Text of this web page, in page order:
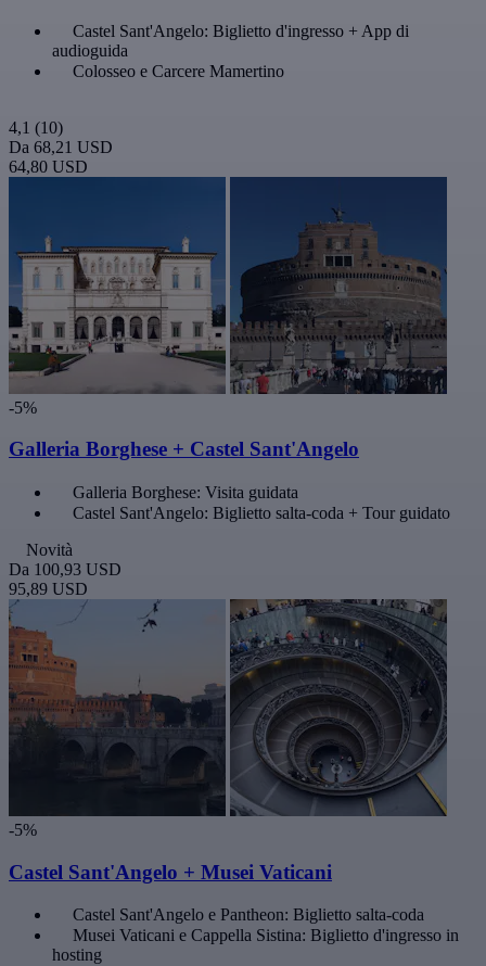
Castel Sant'Angelo: Biglietto d'ingresso + App di
audioguida
Colosseo e Carcere Mamertino
4,1 (10)
Da 68,21 USD
64,80 USD
-5%
Galleria Borghese + Castel Sant'Angelo
Galleria Borghese: Visita guidata
Castel Sant'Angelo: Biglietto salta-coda + Tour guidato
Novità
Da 100,93 USD
95,89 USD
-5%
Castel Sant'Angelo + Musei Vaticani
Castel Sant'Angelo e Pantheon: Biglietto salta-coda
Musei Vaticani e Cappella Sistina: Biglietto d'ingresso in
hosting